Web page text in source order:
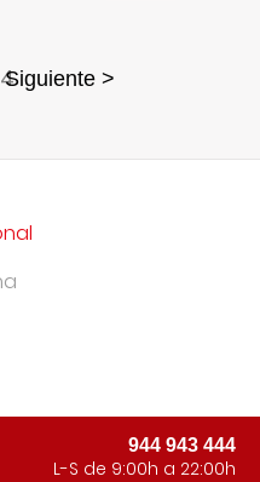
4
Siguiente >
944 943 444
L-S de 9:00h a 22:00h